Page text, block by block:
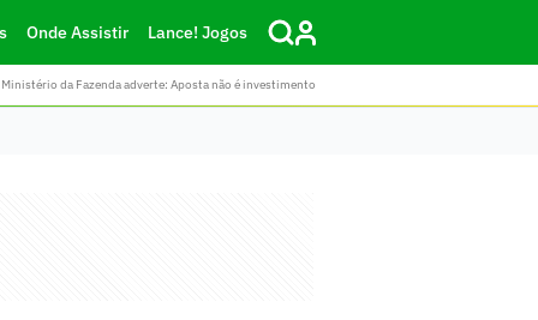
Onde Assistir Lance! Jogos
da Fazenda adverte: Aposta não é investimento